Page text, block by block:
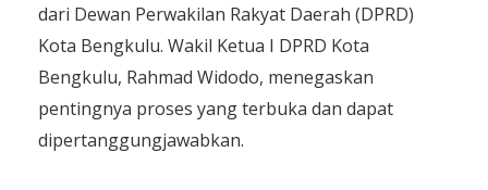
dari Dewan Perwakilan Rakyat Daerah (DPRD)
Kota Bengkulu. Wakil Ketua I DPRD Kota
Bengkulu, Rahmad Widodo, menegaskan
pentingnya proses yang terbuka dan dapat
dipertanggungjawabkan.